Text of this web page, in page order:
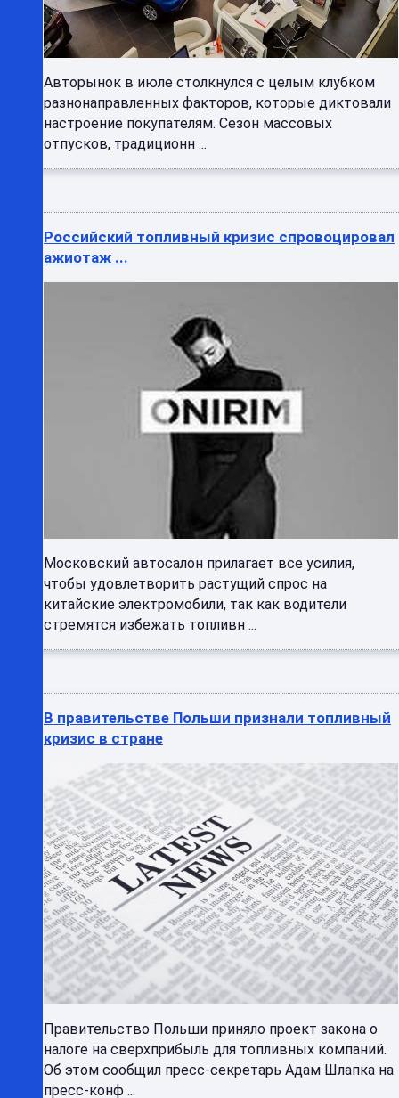
Авторынок в июле столкнулся с целым клубком
разнонаправленных факторов, которые диктовали
настроение покупателям. Сезон массовых
отпусков, традиционн ...
Российский топливный кризис спровоцировал
ажиотаж ...
Московский автосалон прилагает все усилия,
чтобы удовлетворить растущий спрос на
китайские электромобили, так как водители
стремятся избежать топливн ...
В правительстве Польши признали топливный
кризис в стране
Правительство Польши приняло проект закона о
налоге на сверхприбыль для топливных компаний.
Об этом сообщил пресс‑секретарь Адам Шлапка на
пресс‑конф ...